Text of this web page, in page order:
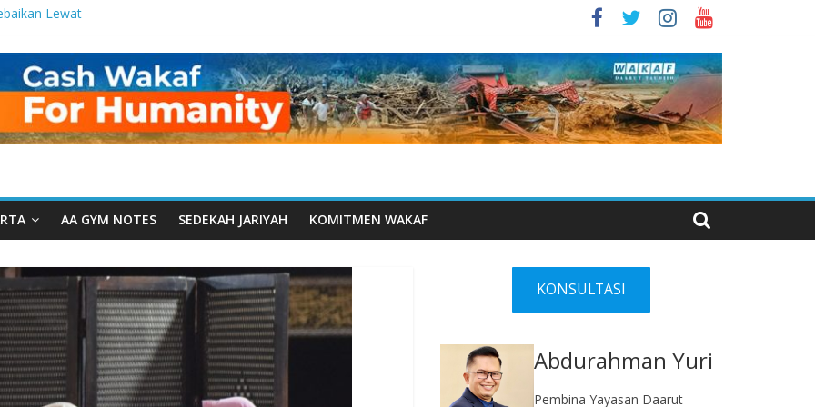
Lewat
Manfaat
dari Serua:
Yayasan
Daarut Tauhiid
Ketika
Wakaf
Wakaf
AA GYM NOTES SEDEKAH JARIYAH KOMITMEN WAKAF
KONSULTASI
Abdurahman Yuri
Pembina Yayasan Daarut